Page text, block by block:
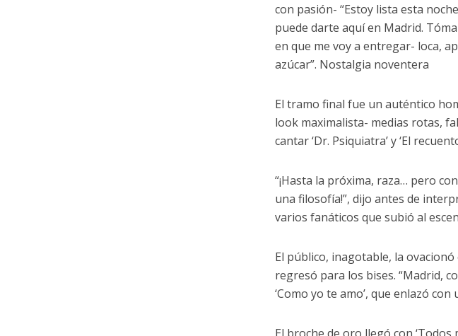
con pasión- “Estoy lista esta
puede darte aquí en Madrid.
en que me voy a entregar- loca,
azúcar”. Nostalgia noventera
El tramo final fue un auténtico
look maximalista- medias rotas,
cantar ‘Dr. Psiquiatra’ y ‘El
“¡Hasta la próxima, raza… pero
una filosofía!”, dijo antes de
varios fanáticos que subió al
El público, inagotable, la
regresó para los bises. “Madrid,
‘Como yo te amo’, que enlazó